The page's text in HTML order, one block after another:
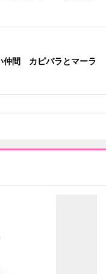
仲間 カピバラとマーラ